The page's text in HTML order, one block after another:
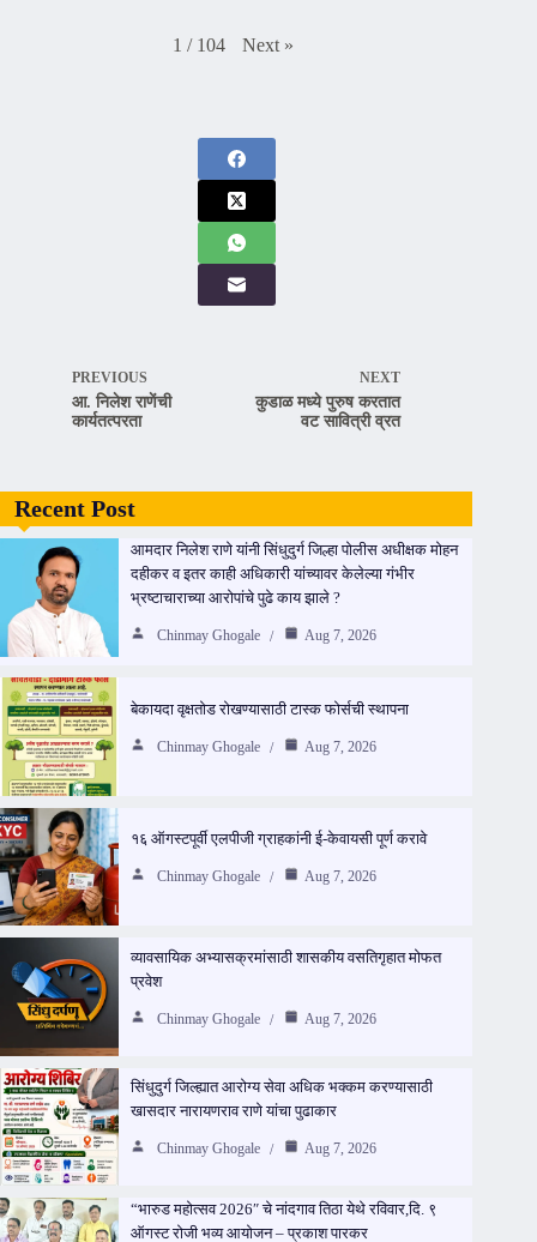
1 / 104 Next »
PREVIOUS
आ. निलेश राणेंची
कार्यतत्परता
NEXT
कुडाळ मध्ये पुरुष करतात
वट सावित्री व्रत
Recent Post
आमदार निलेश राणे यांनी सिंधुदुर्ग जिल्हा पोलीस अधीक्षक मोहन
दहीकर व इतर काही अधिकारी यांच्यावर केलेल्या गंभीर
भ्रष्टाचाराच्या आरोपांचे पुढे काय झाले ?
Chinmay Ghogale Aug 7, 2026
बेकायदा वृक्षतोड रोखण्यासाठी टास्क फोर्सची स्थापना
Chinmay Ghogale Aug 7, 2026
१६ ऑगस्टपूर्वी एलपीजी ग्राहकांनी ई-केवायसी पूर्ण करावे
Chinmay Ghogale Aug 7, 2026
व्यावसायिक अभ्यासक्रमांसाठी शासकीय वसतिगृहात मोफत
प्रवेश
Chinmay Ghogale Aug 7, 2026
सिंधुदुर्ग जिल्ह्यात आरोग्य सेवा अधिक भक्कम करण्यासाठी
खासदार नारायणराव राणे यांचा पुढाकार
Chinmay Ghogale Aug 7, 2026
“भारुड महोत्सव 2026″ चे नांदगाव तिठा येथे रविवार,दि. ९
ऑगस्ट रोजी भव्य आयोजन – प्रकाश पारकर